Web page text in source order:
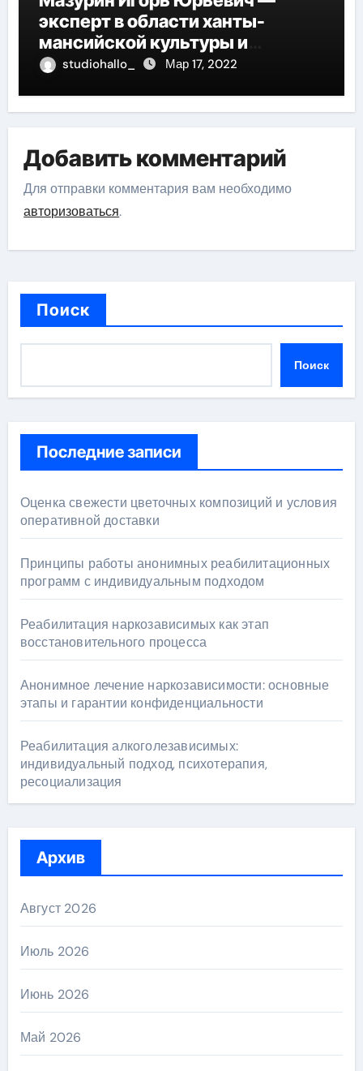
эксперт в области ханты-
мансийской культуры и
искусства, рассказываем о его
studiohallo_ Мар 17, 2022
Добавить комментарий
Для отправки комментария вам необходимо
авторизоваться.
Поиск
Поиск
Последние записи
Оценка свежести цветочных композиций и условия
оперативной доставки
Принципы работы анонимных реабилитационных
программ с индивидуальным подходом
Реабилитация наркозависимых как этап
восстановительного процесса
Анонимное лечение наркозависимости: основные
этапы и гарантии конфиденциальности
Реабилитация алкоголезависимых:
индивидуальный подход, психотерапия,
ресоциализация
Архив
Август 2026
Июль 2026
Июнь 2026
Май 2026